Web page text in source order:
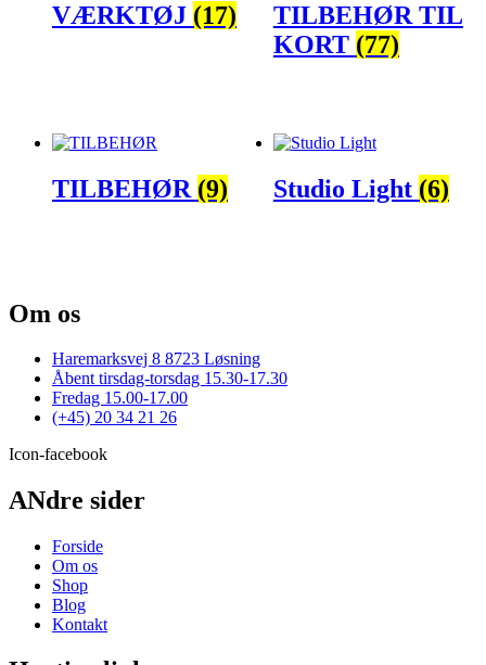
VÆRKTØJ (17)
TILBEHØR TIL
KORT (77)
TILBEHØR (9) Studio Light (6)
Om os
Haremarksvej 8 8723 Løsning
Åbent tirsdag-torsdag 15.30-17.30
Fredag 15.00-17.00
(+45) 20 34 21 26
Icon-facebook
ANdre sider
Forside
Om os
Shop
Blog
Kontakt